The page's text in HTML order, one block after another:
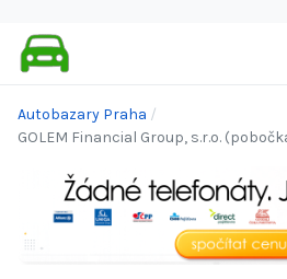
Autobazary Praha
GOLEM Financial Group, s.r.o.